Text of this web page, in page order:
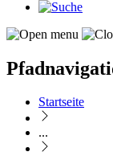
Startseite
...